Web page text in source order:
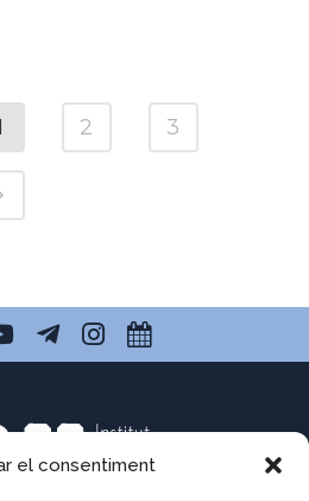
el consentiment
2 3